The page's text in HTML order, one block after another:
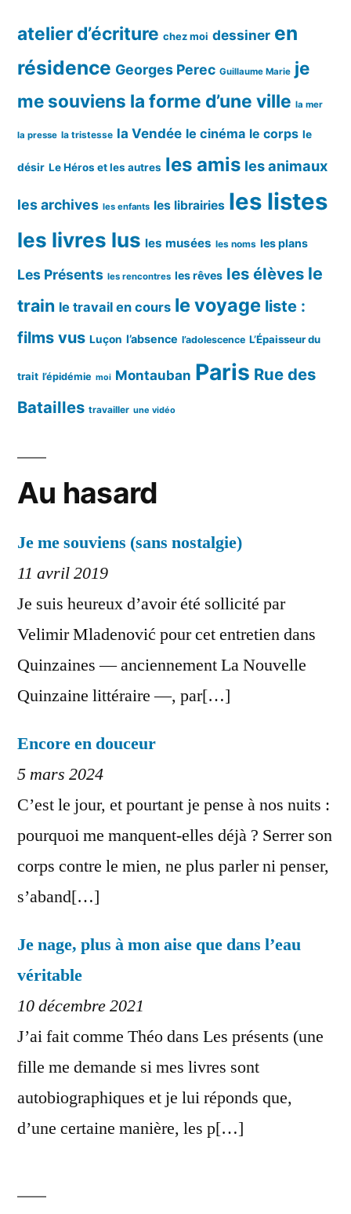
atelier d’écriture chez moi dessiner en
résidence Georges Perec Guillaume Marie je
me souviens la forme d’une ville la mer
la presse la tristesse la Vendée le cinéma le corps le
désir Le Héros et les autres les amis les animaux
les archives les enfants les librairies les listes
les livres lus les musées les noms les plans
Les Présents les rencontres les rêves les élèves le
train le travail en cours le voyage liste :
films vus Luçon l’absence l’adolescence L’Épaisseur du
trait l’épidémie moi Montauban Paris Rue des
Batailles travailler une vidéo
Au hasard
Je me souviens (sans nostalgie)
11 avril 2019
Je suis heureux d’avoir été sollicité par
Velimir Mladenović pour cet entretien dans
Quinzaines — anciennement La Nouvelle
Quinzaine littéraire —, par[…]
Encore en douceur
5 mars 2024
C’est le jour, et pourtant je pense à nos nuits :
pourquoi me manquent-elles déjà ? Serrer son
corps contre le mien, ne plus parler ni penser,
s’aband[…]
Je nage, plus à mon aise que dans l’eau
véritable
10 décembre 2021
J’ai fait comme Théo dans Les présents (une
fille me demande si mes livres sont
autobiographiques et je lui réponds que,
d’une certaine manière, les p[…]